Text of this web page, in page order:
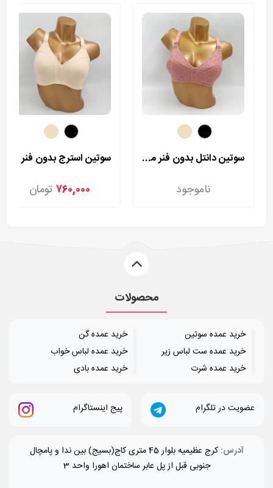
سوتین دانتل بدون فنر مردی مدل 140
ناموجود ۷۶۰,۰۰۰ تومان
محصولات
خرید عمده سوتین
خرید عمده ست لباس زیر
خرید عمده شرت
خرید عمده گن
خرید عمده لباس خواب
خرید عمده بادی
عضویت در تلگرام پیج اینستاگرام
آدرس:
کرج عظیمیه بلوار 45 متری کاج(بسیج) بین ندا و پامچال
جنوبی قبل از پل عابر ساختمان اهورا واحد 3